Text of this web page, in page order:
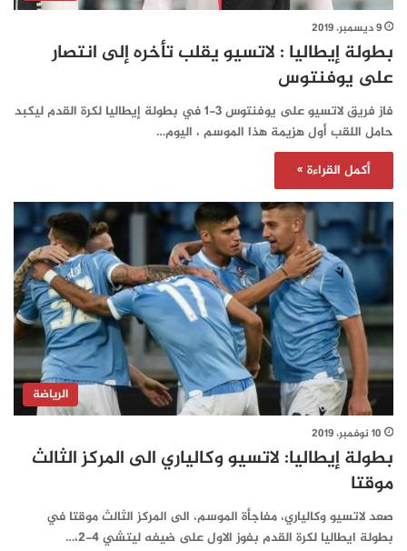
9 ديسمبر، 2019
بطولة إيطاليا : لاتسيو يقلب تأخره إلى انتصار
على يوفنتوس
فاز فريق لاتسيو على يوفنتوس 3-1 في بطولة إيطاليا لكرة القدم ليكبد
حامل اللقب أول هزيمة هذا الموسم ، اليوم…
أكمل القراءة »
الرياضة
10 نوفمبر، 2019
بطولة إيطاليا: لاتسيو وكالياري الى المركز الثالث
موقتا
صعد لاتسيو وكالياري، مفاجأة الموسم، الى المركز الثالث موقتا في
بطولة ايطاليا لكرة القدم بفوز الاول على ضيفه ليتشي 4-2،…